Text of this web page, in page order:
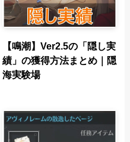
【鳴潮】Ver2.5の「隠し実
績」の獲得方法まとめ｜隠
海実験場